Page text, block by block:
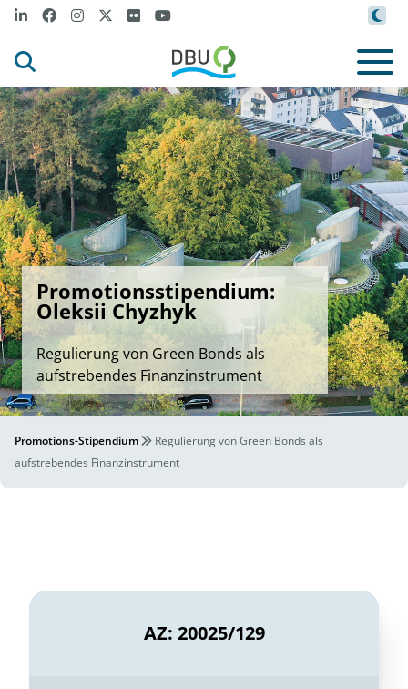
Promotionsstipendium:
Oleksii Chyzhyk
Regulierung von Green Bonds als
aufstrebendes Finanzinstrument
Promotions-Stipendium
Regulierung von Green Bonds als
aufstrebendes Finanzinstrument
AZ: 20025/129